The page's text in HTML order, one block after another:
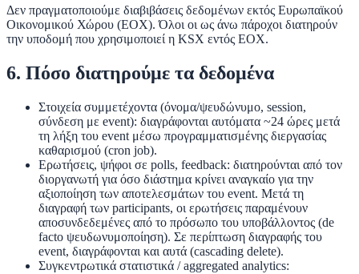
Δεν πραγματοποιούμε διαβιβάσεις δεδομένων εκτός Ευρωπαϊκού
Οικονομικού Χώρου (ΕΟΧ). Όλοι οι ως άνω πάροχοι διατηρούν
την υποδομή που χρησιμοποιεί η KSX εντός ΕΟΧ.
6. Πόσο διατηρούμε τα δεδομένα
Στοιχεία συμμετέχοντα (όνομα/ψευδώνυμο, session,
σύνδεση με event): διαγράφονται αυτόματα ~24 ώρες μετά
τη λήξη του event μέσω προγραμματισμένης διεργασίας
καθαρισμού (cron job).
Ερωτήσεις, ψήφοι σε polls, feedback: διατηρούνται από τον
διοργανωτή για όσο διάστημα κρίνει αναγκαίο για την
αξιοποίηση των αποτελεσμάτων του event. Μετά τη
διαγραφή των participants, οι ερωτήσεις παραμένουν
αποσυνδεδεμένες από το πρόσωπο του υποβάλλοντος (de
facto ψευδωνυμοποίηση). Σε περίπτωση διαγραφής του
event, διαγράφονται και αυτά (cascading delete).
Συγκεντρωτικά στατιστικά / aggregated analytics: